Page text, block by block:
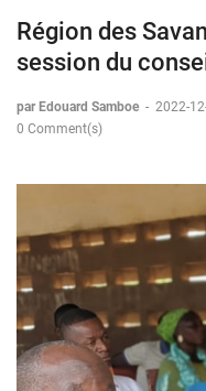
Région des
session du
par Edouard Samboe - 2022-
0 Comment(s)